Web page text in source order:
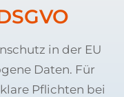
in der EU
Daten. Für
Pflichten bei